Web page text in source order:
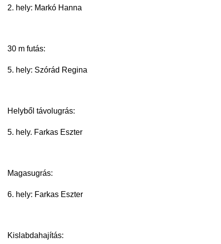
2. hely: Markó Hanna
30 m futás:
5. hely: Szórád Regina
Helyből távolugrás:
5. hely. Farkas Eszter
Magasugrás:
6. hely: Farkas Eszter
Kislabdahajítás: